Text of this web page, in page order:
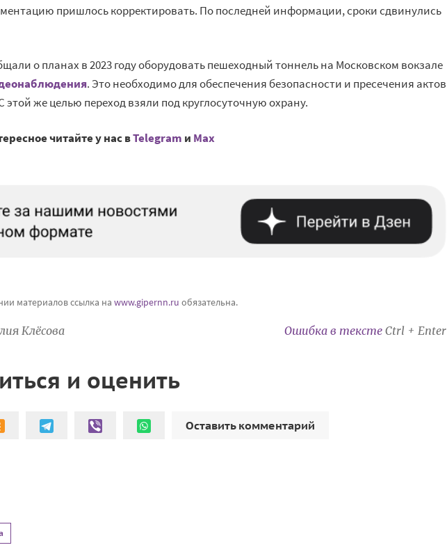
пришлось корректировать. По последней информации, сроки сдвинулись
о планах в 2023 году оборудовать пешеходный тоннель на Московском вокзале
. Это необходимо для обеспечения безопасности и пресечения актов
этой же целью переход взяли под круглосуточную охрану.
читайте у нас вTelegram и Mах
материалов ссылка на www.gipernn.ru обязательна.
Клёсова Ошибка в тексте Ctrl + Enter
и оценить
Оставить комментарий